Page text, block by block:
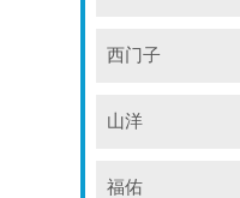
西门子
山洋
福佑